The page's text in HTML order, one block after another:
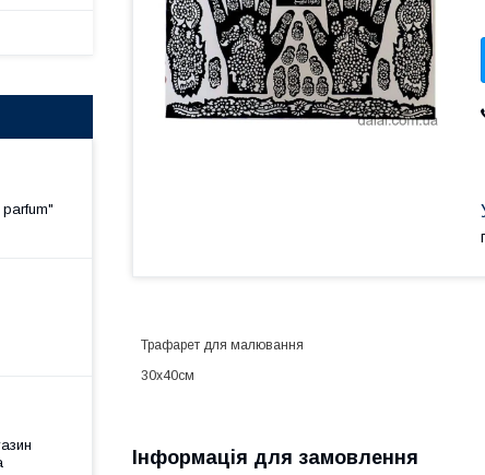
Трафарет для малювання
30х40см
Інформація для замовлення
parfum"